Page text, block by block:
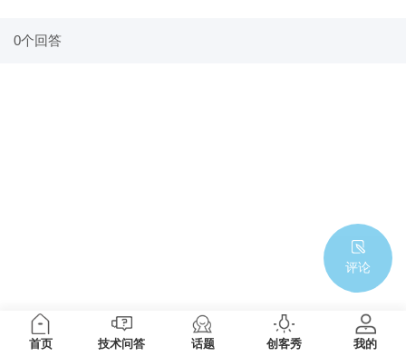
0个回答
评论
首页 技术问答 话题 创客秀 我的